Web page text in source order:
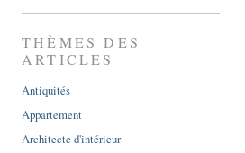
THÈMES DES
ARTICLES
Antiquités
Appartement
Architecte d'intérieur